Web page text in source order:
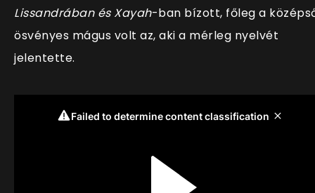
Lissandrában és Xayah-ban bízott, főleg a
ösvényes mágus volt az, aki a mérleg nyelvét
jelentette.